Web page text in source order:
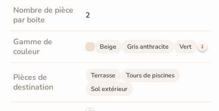
Nombre de pièce
par boite
2
Gamme de
couleur
Beige Gris anthracite Vert
Pièces de
destination
Terrasse
Tours de piscines
Sol extérieur